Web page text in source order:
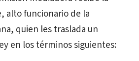
alto funcionario de la
quien les traslada un
en los términos siguientes: